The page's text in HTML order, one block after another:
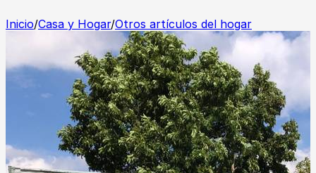
Inicio/Casa y Hogar/Otros artículos del hogar